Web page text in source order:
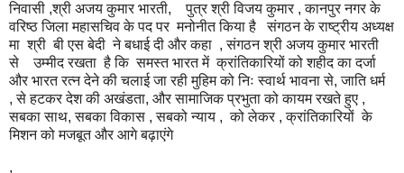
निवासी ,श्री अजय कुमार भारती, पुत्र श्री विजय कुमार , कानपुर नगर के
वरिष्ठ जिला महासचिव के पद पर मनोनीत किया है संगठन के राष्ट्रीय अध्यक्ष
मा श्री बी एस बेदी ने बधाई दी और कहा , संगठन श्री अजय कुमार भारती
से उम्मीद रखता है कि समस्त भारत में क्रांतिकारियों को शहीद का दर्जा
और भारत रत्न देने की चलाई जा रही मुहिम को निः स्वार्थ भावना से, जाति धर्म
, से हटकर देश की अखंडता, और सामाजिक प्रभुता को कायम रखते हुए ,
सबका साथ, सबका विकास , सबको न्याय , को लेकर , क्रांतिकारियों के
मिशन को मजबूत और आगे बढ़ाएंगे
,